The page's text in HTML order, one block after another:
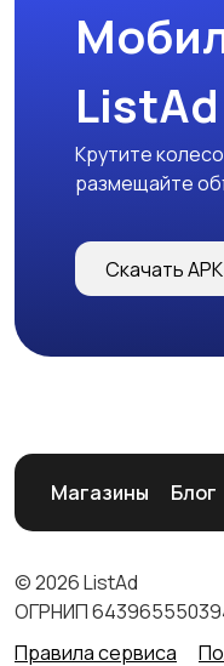
ListAd
Крутите
размещайте
Скачать APK
Магазины Блог
© 2026 ListAd
ОГРНИП
Правила сервиса